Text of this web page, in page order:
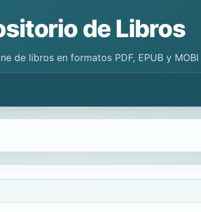
de Libros
de libros en formatos PDF, EPUB y MOBI